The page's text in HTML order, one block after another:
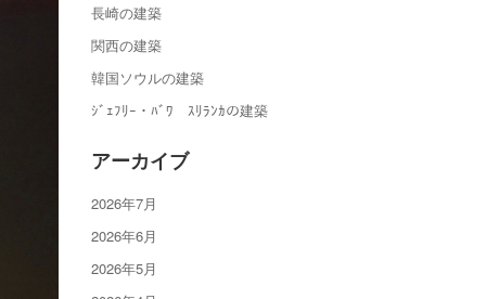
長崎の建築
関西の建築
韓国ソウルの建築
ｼﾞｪﾌﾘｰ・ﾊﾞﾜ ｽﾘﾗﾝｶの建築
アーカイブ
2026年7月
2026年6月
2026年5月